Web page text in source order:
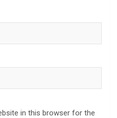
in this browser for the